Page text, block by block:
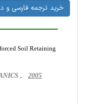
خرید ترجمه فارسی و
Soil Retaining
, 2005